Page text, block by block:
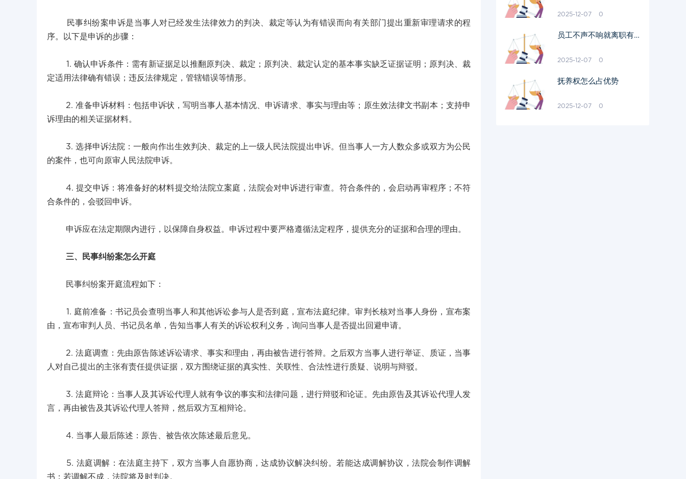
民事纠纷案申诉是当事人对已经发生法律效力的判决、裁定等认为有错误而向有关部门提出重新审理请求的程
序。以下是申诉的步骤：
1. 确认申诉条件：需有新证据足以推翻原判决、裁定；原判决、裁定认定的基本事实缺乏证据证明；原判决、裁
定适用法律确有错误；违反法律规定，管辖错误等情形。
2. 准备申诉材料：包括申诉状，写明当事人基本情况、申诉请求、事实与理由等；原生效法律文书副本；支持申
诉理由的相关证据材料。
3. 选择申诉法院：一般向作出生效判决、裁定的上一级人民法院提出申诉。但当事人一方人数众多或双方为公民
的案件，也可向原审人民法院申诉。
4. 提交申诉：将准备好的材料提交给法院立案庭，法院会对申诉进行审查。符合条件的，会启动再审程序；不符
合条件的，会驳回申诉。
申诉应在法定期限内进行，以保障自身权益。申诉过程中要严格遵循法定程序，提供充分的证据和合理的理由。
三、民事纠纷案怎么开庭
民事纠纷案开庭流程如下：
1. 庭前准备：书记员会查明当事人和其他诉讼参与人是否到庭，宣布法庭纪律。审判长核对当事人身份，宣布案
由，宣布审判人员、书记员名单，告知当事人有关的诉讼权利义务，询问当事人是否提出回避申请。
2. 法庭调查：先由原告陈述诉讼请求、事实和理由，再由被告进行答辩。之后双方当事人进行举证、质证，当事
人对自己提出的主张有责任提供证据，双方围绕证据的真实性、关联性、合法性进行质疑、说明与辩驳。
3. 法庭辩论：当事人及其诉讼代理人就有争议的事实和法律问题，进行辩驳和论证。先由原告及其诉讼代理人发
言，再由被告及其诉讼代理人答辩，然后双方互相辩论。
4. 当事人最后陈述：原告、被告依次陈述最后意见。
5. 法庭调解：在法庭主持下，双方当事人自愿协商，达成协议解决纠纷。若能达成调解协议，法院会制作调解
书；若调解不成，法院将及时判决。
2025-12-07 0
员工不声不响就离职有工
2025-12-07 0
抚养权怎么占优势
2025-12-07 0